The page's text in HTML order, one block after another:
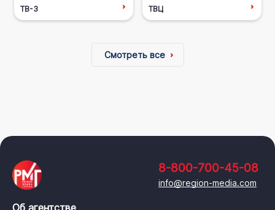
ТВ-3 ТВЦ
Смотреть все
8-800-700-45-08
info@region-media.com
Об агентстве